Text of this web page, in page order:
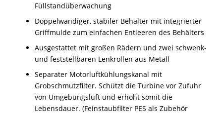
Füllstandüberwachung
Doppelwandiger, stabiler Behälter mit integrierter
Griffmulde zum einfachen Entleeren des Behälters
Ausgestattet mit großen Rädern und zwei schwenk-
und feststellbaren Lenkrollen aus Metall
Separater Motorluftkühlungskanal mit
Grobschmutzfilter. Schützt die Turbine vor Zufuhr
von Umgebungsluft und erhöht somit die
Lebensdauer. (Feinstaubfilter PES als Zubehör